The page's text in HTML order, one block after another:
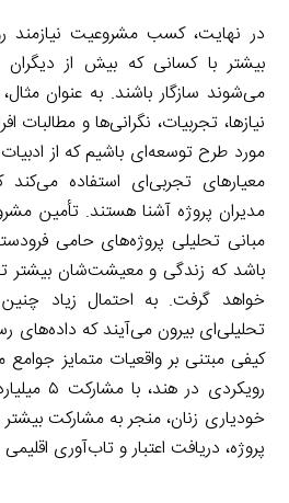
در نهایت، کسب مشروعیت
بیشتر با کسانی که بیش از دیگران
می‌شوند سازگار باشند. به عنوان
نیازها، تجربیات، نگرانی‌ها و
مورد طرح توسعه‌ای باشیم که از
معیارهای تجربی‌ای استفاده
مدیران پروژه آشنا هستند. تأمین
مبانی تحلیلی پروژه‌های حامی
باشد که زندگی و معیشت‌شان بیشتر
خواهد گرفت. به احتمال زیاد
تحلیلی‌ای بیرون می‌آیند که داده‌های
کیفی مبتنی بر واقعیات متمایز
رویکردی در
خودیاری زنان، منجر به مشارکت
پروژه، دریافت اعتبار و تاب‌آوری